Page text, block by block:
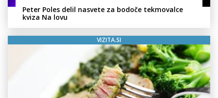
Peter Poles delil nasvete za bodoče tekmovalce
kviza Na lovu
VIZITA.SI